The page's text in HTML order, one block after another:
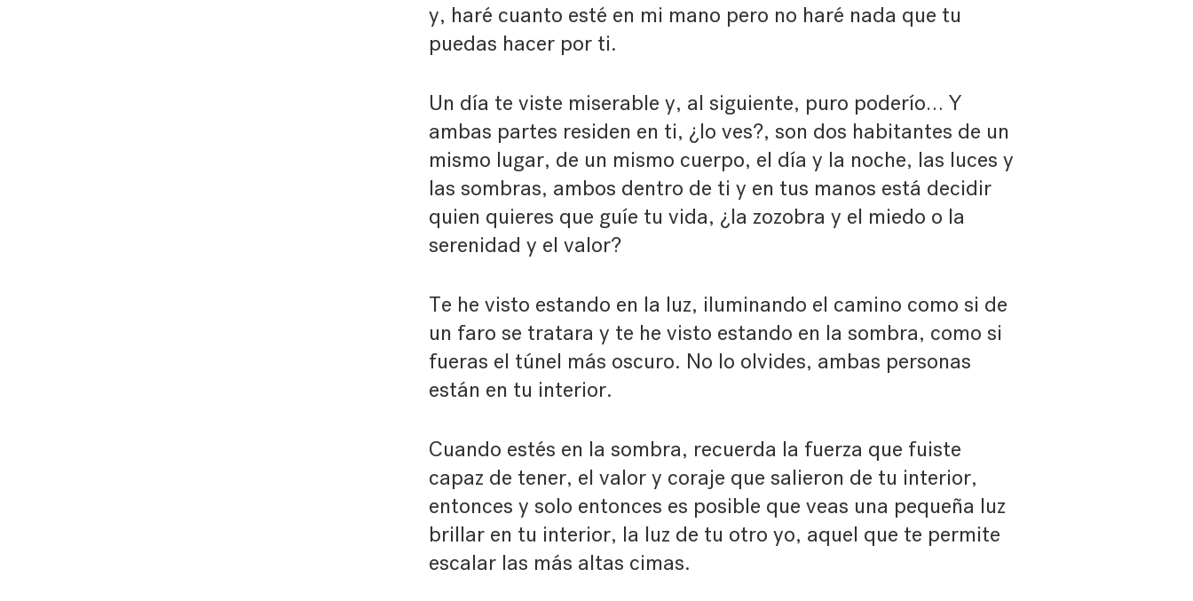
y, haré cuanto esté en mi mano pero no haré nada que tu
puedas hacer por ti.
Un día te viste miserable y, al siguiente, puro poderío… Y
ambas partes residen en ti, ¿lo ves?, son dos habitantes de un
mismo lugar, de un mismo cuerpo, el día y la noche, las luces y
las sombras, ambos dentro de ti y en tus manos está decidir
quien quieres que guíe tu vida, ¿la zozobra y el miedo o la
serenidad y el valor?
Te he visto estando en la luz, iluminando el camino como si de
un faro se tratara y te he visto estando en la sombra, como si
fueras el túnel más oscuro. No lo olvides, ambas personas
están en tu interior.
Cuando estés en la sombra, recuerda la fuerza que fuiste
capaz de tener, el valor y coraje que salieron de tu interior,
entonces y solo entonces es posible que veas una pequeña luz
brillar en tu interior, la luz de tu otro yo, aquel que te permite
escalar las más altas cimas.